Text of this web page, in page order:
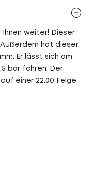
Ihnen weiter! Dieser
hat dieser
Er lässt sich am
bar fahren. Der
einer 22.00 Felge